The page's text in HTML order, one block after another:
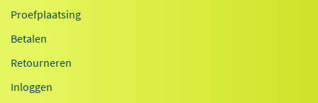
Proefplaatsing
Betalen
Retourneren
Inloggen